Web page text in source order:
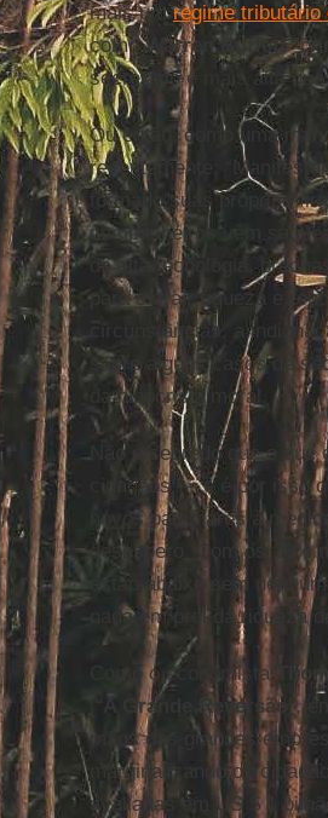
mais umregime tributário
comoWarren Buffett
secretário é mais alta
Ou então, como uma
recentemente:
formado suas próprias
companheiros vêm
de alta tecnologia,
para extrair riqueza e
circunstâncias, a
sobre alguns casos de
da hipocrisia moral.
Não é segredo que o que
cidadãos — e é por isso
novos patamares à
desespero. Com os 10%
estão abaixo sem
nada em prol da riqueza
Como o economista
A Grande Reversão ”,
mãos das grandes
marginalizando os
avaliadas em US $ 1